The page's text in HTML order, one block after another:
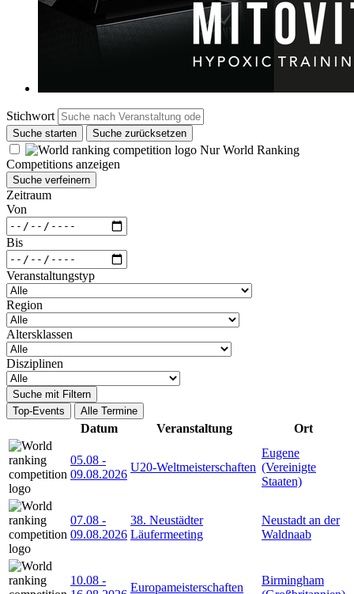
Stichwort
Suche starten Suche zurücksetzen
Nur World Ranking
Competitions anzeigen
Suche verfeinern
Zeitraum
Von
Bis
Veranstaltungstyp
Region
Altersklassen
Disziplinen
Suche mit Filtern
Top-Events
Alle Termine
Datum Veranstaltung Ort
05.08 -
09.08.2026
U20-Weltmeisterschaften
Eugene
(Vereinigte
Staaten)
07.08 -
09.08.2026
38. Neustädter
Läufermeeting
Neustadt an der
Waldnaab
10.08 -
Europameisterschaften
Birmingham